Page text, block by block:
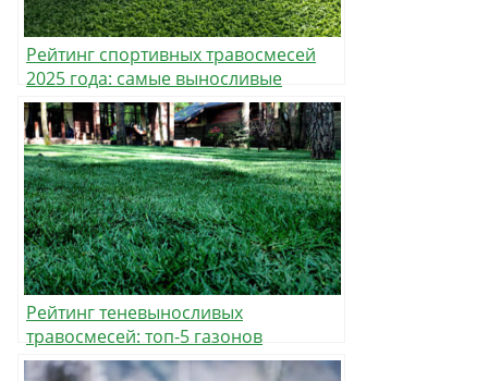
Рейтинг спортивных травосмесей
2025 года: самые выносливые
газоны
Рейтинг теневыносливых
травосмесей: топ-5 газонов